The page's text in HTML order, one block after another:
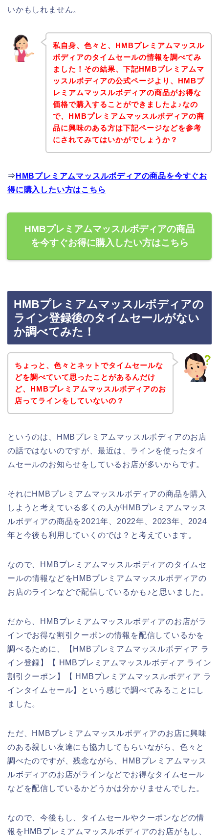
いかもしれません。
私自身、色々と、HMBプレミアムマッスル
ボディアのタイムセールの情報を調べてみ
ました！その結果、下記HMBプレミアムマ
ッスルボディアの公式ページより、HMBプ
レミアムマッスルボディアの商品がお得な
価格で購入することができましたよ♪なの
で、HMBプレミアムマッスルボディアの商
品に興味のある方は下記ページなどを参考
にされてみてはいかがでしょうか？
⇒ HMBプレミアムマッスルボディアの商品を今すぐお
得に購入したい方はこちら
HMBプレミアムマッスルボディアの商品
を今すぐお得に購入したい方はこちら
HMBプレミアムマッスルボディアの
ライン登録後のタイムセールがない
か調べてみた！
ちょっと、色々とネットでタイムセールな
どを調べていて思ったことがあるんだけ
ど、HMBプレミアムマッスルボディアのお
店ってラインをしていないの？
というのは、HMBプレミアムマッスルボディアのお店
の話ではないのですが、最近は、ラインを使ったタイ
ムセールのお知らせをしているお店が多いからです。
それにHMBプレミアムマッスルボディアの商品を購入
しようと考えている多くの人がHMBプレミアムマッス
ルボディアの商品を2021年、2022年、2023年、2024
年と今後も利用していくのでは？と考えています。
なので、HMBプレミアムマッスルボディアのタイムセ
ールの情報などをHMBプレミアムマッスルボディアの
お店のラインなどで配信しているかも♪と思いました。
だから、HMBプレミアムマッスルボディアのお店がラ
インでお得な割引クーポンの情報を配信しているかを
調べるために、【HMBプレミアムマッスルボディア ラ
イン登録】【 HMBプレミアムマッスルボディア ライン
割引クーポン】【 HMBプレミアムマッスルボディア ラ
インタイムセール】という感じで調べてみることにし
ました。
ただ、HMBプレミアムマッスルボディアのお店に興味
のある親しい友達にも協力してもらいながら、色々と
調べたのですが、残念ながら、HMBプレミアムマッス
ルボディアのお店がラインなどでお得なタイムセール
などを配信しているかどうかは分かりませんでした。
なので、今後もし、タイムセールやクーポンなどの情
報をHMBプレミアムマッスルボディアのお店がもし、